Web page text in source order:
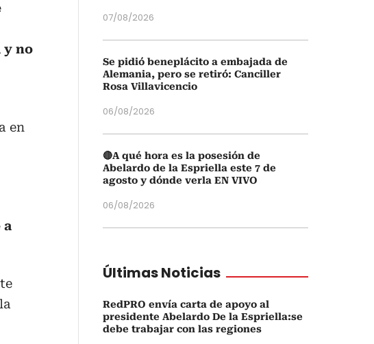
y no
en
a
07/08/2026
Se pidió beneplácito a embajada de
Alemania, pero se retiró: Canciller
Rosa Villavicencio
06/08/2026
🔴A qué hora es la posesión de
Abelardo de la Espriella este 7 de
agosto y dónde verla EN VIVO
06/08/2026
Últimas Noticias
RedPRO envía carta de apoyo al
presidente Abelardo De la Espriella:se
debe trabajar con las regiones